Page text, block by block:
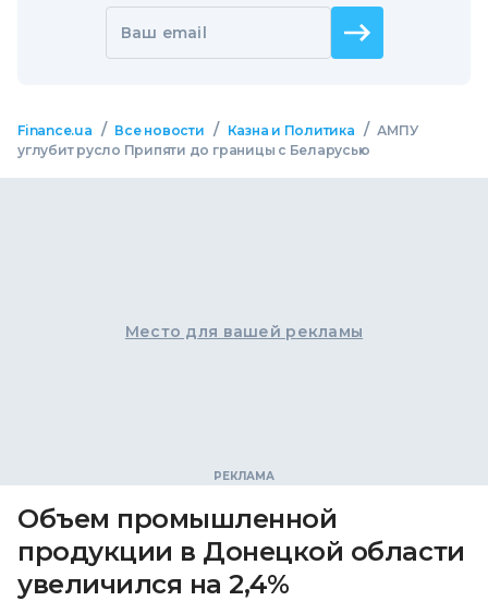
Ваш email
Finance.ua / Все новости / Казна и Политика / АМПУ
углубит русло Припяти до границы c Беларусью
Место для вашей рекламы
Объем промышленной
продукции в Донецкой области
увеличился на 2,4%